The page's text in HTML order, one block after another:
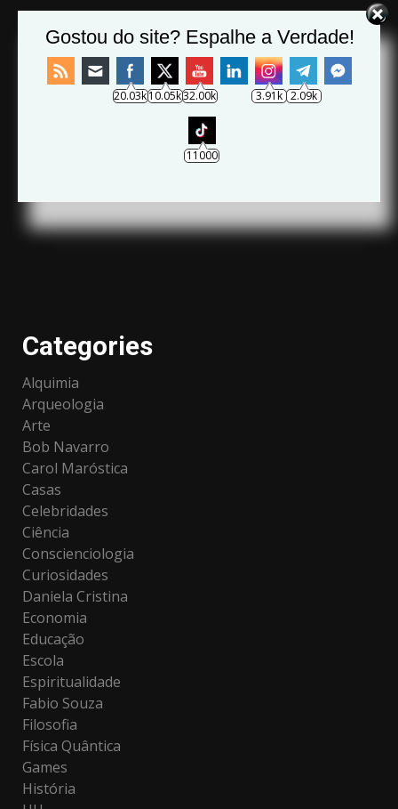
Categories
Alquimia
Arqueologia
Arte
Bob Navarro
Carol Maróstica
Casas
Celebridades
Ciência
Conscienciologia
Curiosidades
Daniela Cristina
Economia
Educação
Escola
Espiritualidade
Fabio Souza
Filosofia
Física Quântica
Games
História
Gostou do site? Espalhe a Verdade!
20.03k10.05k32.00k 3.91k 2.09k
11000